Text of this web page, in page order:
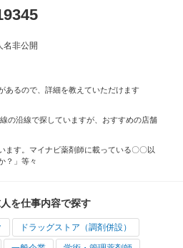
名非公開
あるので、詳細を教えていただけます
の沿線で探していますが、おすすめの店舗
ます。マイナビ薬剤師に載っている〇〇以
？」等々
を仕事内容で探す
ドラッグストア（調剤併設）